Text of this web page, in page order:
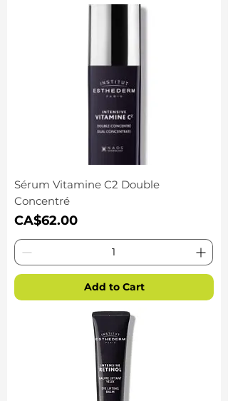
Sérum Vitamine C2 Double
Concentré
Price
CA$62.00
Add to Cart